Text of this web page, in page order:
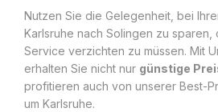
Nutzen Sie die Gelegenheit, bei
Karlsruhe nach Solingen zu sparen,
Service verzichten zu müssen. Mit
erhalten Sie nicht nur günstige
profitieren auch von unserer Best-
um Karlsruhe.